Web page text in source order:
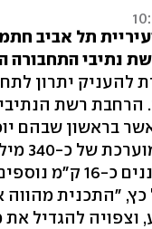
תל אביב
נתיבי התחבורה
להעניק יתרון
הרחבת רשת
לנת"צים
בשלב השני מתוכננים
"התכנית מהווה
וצפויה להגדיל